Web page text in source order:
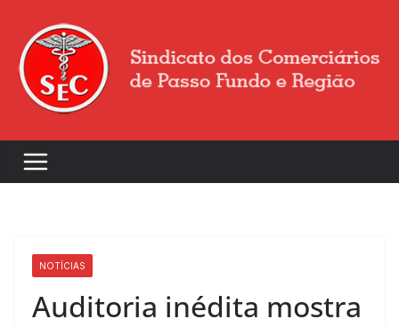
NOTÍCIAS
Auditoria inédita mostra